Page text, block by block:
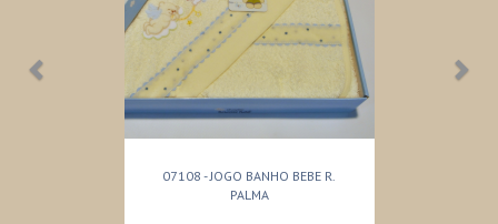
07108 - JOGO BANHO BEBE R.
PALMA